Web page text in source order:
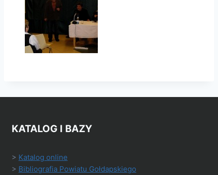
KATALOG I BAZY
> Katalog online
> Bibliografia Powiatu Gołdapskiego